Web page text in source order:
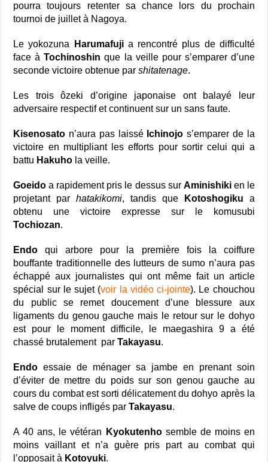
pourra toujours retenter sa chance lors du prochain
tournoi de juillet à Nagoya.
Le yokozuna Harumafujia rencontré plus de difficulté
face àTochinoshinque la veille pour s’emparer d’une
seconde victoire obtenue parshitatenage.
Les trois ôzeki d’origine japonaise ont balayé leur
adversaire respectif et continuent sur un sans faute.
Kisenosato n’aura pas laissé Ichinojo s’emparer de la
victoire en multipliant les efforts pour sortir celui qui a
battu Hakuho la veille.
Goeido a rapidement pris le dessus sur Aminishikien le
projetant parhatakikomi, tandis que Kotoshogiku a
obtenu une victoire expresse sur le komusubi
Tochiozan.
Endo qui arbore pour la première fois la coiffure
bouffante traditionnelle des lutteurs de sumo n’aura pas
échappé aux journalistes qui ont même fait un article
spécial sur le sujet (voir la vidéo ci-jointe). Le chouchou
du public se remet doucement d’une blessure aux
ligaments du genou gauche mais le retour sur le dohyo
est pour le moment difficile, le maegashira 9 a été
chassé brutalement parTakayasu.
Endo essaie de ménager sa jambe en prenant soin
d’éviter de mettre du poids sur son genou gauche au
cours du combat est sorti délicatement du dohyo après la
salve de coups infligés parTakayasu.
A 40 ans, le vétéran Kyokutenhosemble de moins en
moins vaillant et n’a guère pris part au combat qui
l’opposait à Kotoyuki.